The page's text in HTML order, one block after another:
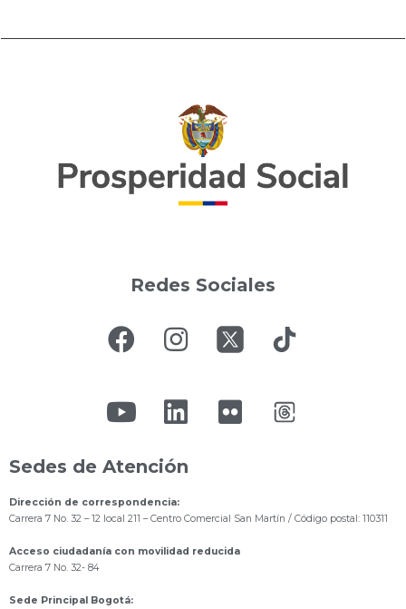
Redes Sociales
Sedes de Atención
Dirección de correspondencia:
Carrera 7 No. 32 – 12 local 211 – Centro Comercial San Martín / Código postal: 110311
Acceso ciudadanía con movilidad reducida
Carrera 7 No. 32- 84
Sede Principal Bogotá: